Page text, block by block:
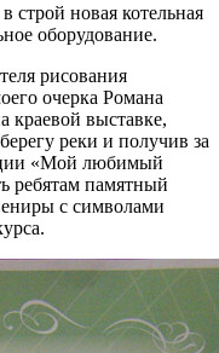
строй новая котельная
оборудование.
рисования
очерка Романа
краевой выставке,
реки и получив за
«Мой любимый
ребятам памятный
с символами